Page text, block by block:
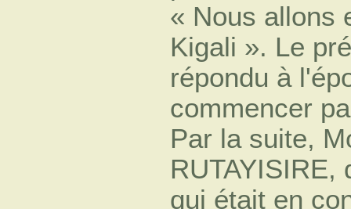
« Nous allons
Kigali ». Le
répondu à
commencer
Par la suite,
RUTAYISIRE,
qui était en